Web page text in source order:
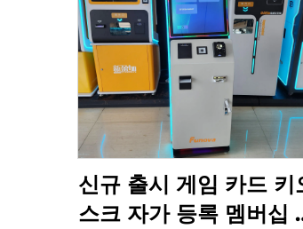
신규 출시 게임 카드 키
스크 자가 등록 멤버십